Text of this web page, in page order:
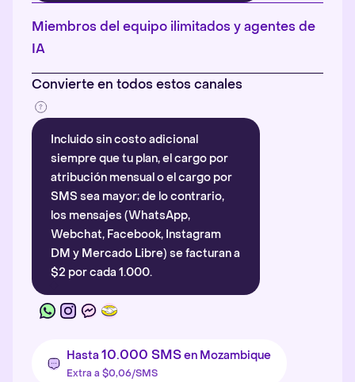
Más información
Miembros del equipo ilimitados y agentes de
IA
Convierte en todos estos canales
Incluido sin costo adicional
siempre que tu plan, el cargo por
atribución mensual o el cargo por
SMS sea mayor; de lo contrario,
los mensajes (WhatsApp,
Webchat, Facebook, Instagram
DM y Mercado Libre) se facturan a
$2 por cada 1.000.
Hasta 10.000 SMSen Mozambique
Extra a $0,06/SMS